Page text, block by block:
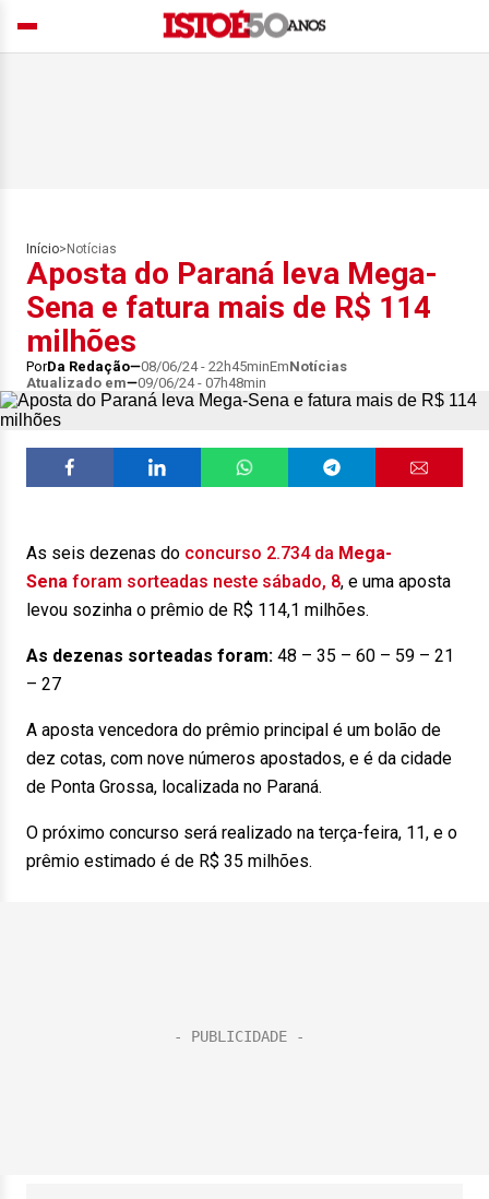
Início> Notícias
Aposta do Paraná leva Mega-
Sena e fatura mais de R$ 114
milhões
PorDa Redação 08/06/24 - 22h45minEmNotícias
Atualizado em
09/06/24 - 07h48min
As seis dezenas do concurso 2.734 da Mega-
Sena foram sorteadas neste sábado, 8, e uma aposta
levou sozinha o prêmio de R$ 114,1 milhões.
As dezenas sorteadas foram: 48 – 35 – 60 – 59 – 21
– 27
A aposta vencedora do prêmio principal é um bolão de
dez cotas, com nove números apostados, e é da cidade
de Ponta Grossa, localizada no Paraná.
O próximo concurso será realizado na terça-feira, 11, e o
prêmio estimado é de R$ 35 milhões.